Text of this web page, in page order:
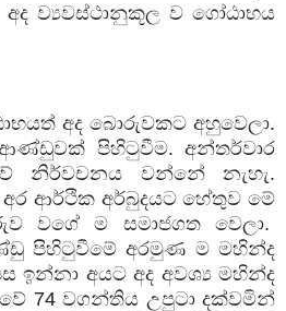
ව්‍යවස්ථානුකූල ව ගෝඨාභය
අද බොරුවකට අහුවෙලා.
පිහිටුවීම. අන්තර්වාර
නිර්වචනය වන්නේ නැහැ.
ආර්ථික අර්බුදයට හේතුව මේ
වගේ ම සමාජගත වෙලා.
පිහිටුවීමේ අරමුණ ම මහින්ද
ඉන්නා අයට අද අවශ්‍ය මහින්ද
74වගන්තිය උපුටා දක්වමින්